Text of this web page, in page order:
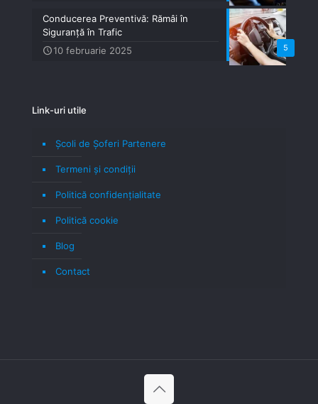
5
Conducerea Preventivă: Rămâi în
Siguranță în Trafic
10 februarie 2025
Link-uri utile
Școli de Șoferi Partenere
Termeni şi condiţii
Politică confidenţialitate
Politică cookie
Blog
Contact